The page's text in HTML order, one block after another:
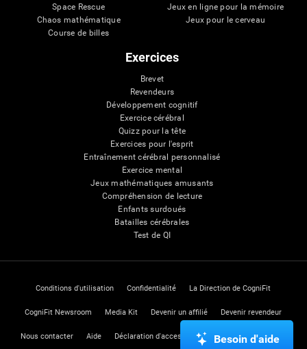
Space Rescue
Chaos mathématique
Course de billes
Jeux en ligne pour la mémoire
Jeux pour le cerveau
Exercices
Brevet
Revendeurs
Développement cognitif
Exercice cérébral
Quizz pour la tête
Exercices pour l'esprit
Entraînement cérébral personnalisé
Exercice mental
Jeux mathématiques amusants
Compréhension de lecture
Enfants surdoués
Batailles cérébrales
Test de QI
Conditions d'utilisation Confidentialité La Direction de CogniFit
CogniFit Newsroom Media Kit Devenir un affilié Devenir revendeur
Nous contacter Aide Déclaration d'accessibilité Centre de Confiance
Besoin d'aide